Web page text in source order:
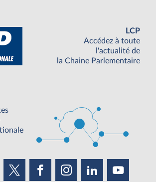
LCP
Accédez à toute
l'actualité de
la Chaine Parlementaire